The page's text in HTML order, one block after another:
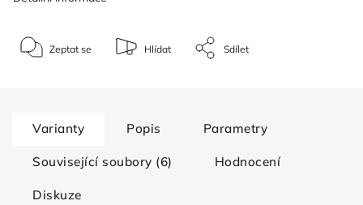
Zeptat se Hlídat Sdílet
Varianty Popis Parametry
Související soubory (6) Hodnocení
Diskuze